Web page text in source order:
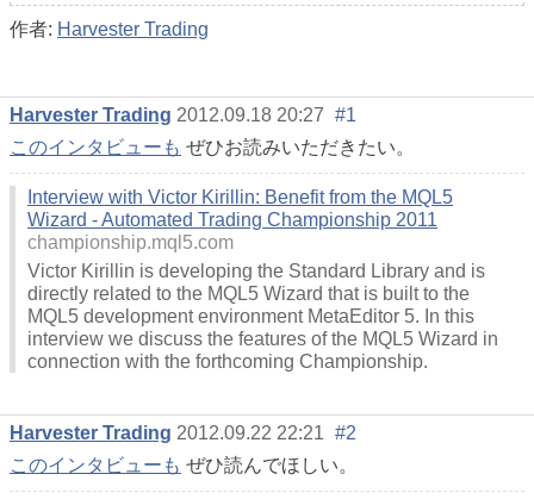
作者: Harvester Trading
Harvester Trading 2012.09.18 20:27 #1
このインタビューも ぜひお読みいただきたい。
Interview with Victor Kirillin: Benefit from the MQL5
Wizard - Automated Trading Championship 2011
championship.mql5.com
Victor Kirillin is developing the Standard Library and is
directly related to the MQL5 Wizard that is built to the
MQL5 development environment MetaEditor 5. In this
interview we discuss the features of the MQL5 Wizard in
connection with the forthcoming Championship.
Harvester Trading 2012.09.22 22:21 #2
このインタビューも ぜひ読んでほしい。